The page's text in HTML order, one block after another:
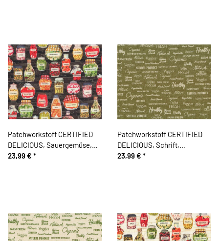
Patchworkstoff CERTIFIED
DELICIOUS, Sauergemüse,
steingrau, Windham Fabrics
23,99 € *
Patchworkstoff CERTIFIED
DELICIOUS, Schrift,
moosgrün, Windham Fabrics
23,99 € *